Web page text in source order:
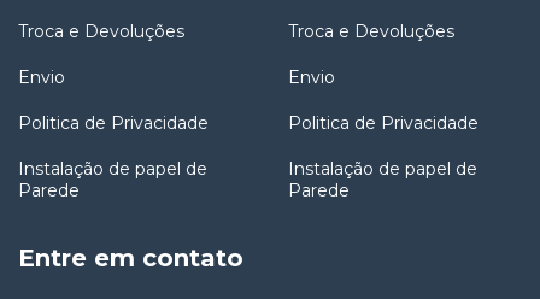
Troca e Devoluções
Envio
Politica de Privacidade
Instalação de papel de
Parede
Troca e Devoluções
Envio
Politica de Privacidade
Instalação de papel de
Parede
Entre em contato